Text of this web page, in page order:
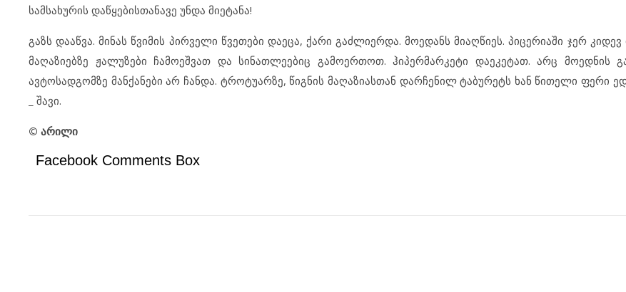
სამსახურის დაწყებისთანავე უნდა მიეტანა!
გაზს დააწვა. მინას წვიმის პირველი წვეთები დაეცა, ქარი გაძლიერდა. მოედანს მიაღწიეს. პიცერიაში ჯერ
მაღაზიებზე ჟალუზები ჩამოეშვათ და სინათლეებიც გამოერთოთ. ჰიპერმარკეტი დაეკეტათ. არც მოედნის
ავტოსადგომზე მანქანები არ ჩანდა. ტროტუარზე, წიგნის მაღაზიასთან დარჩენილ ტაბურეტს ხან წითელი ფერი
_ შავი.
© არილი
Facebook Comments Box